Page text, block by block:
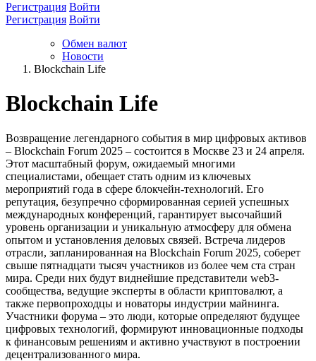
Регистрация Войти
Регистрация Войти
Обмен валют
Новости
Blockchain Life
Blockchain Life
Возвращение легендарного события в мир цифровых активов
– Blockchain Forum 2025 – состоится в Москве 23 и 24 апреля.
Этот масштабный форум, ожидаемый многими
специалистами, обещает стать одним из ключевых
мероприятий года в сфере блокчейн-технологий. Его
репутация, безупречно сформированная серией успешных
международных конференций, гарантирует высочайший
уровень организации и уникальную атмосферу для обмена
опытом и установления деловых связей. Встреча лидеров
отрасли, запланированная на Blockchain Forum 2025, соберет
свыше пятнадцати тысяч участников из более чем ста стран
мира. Среди них будут виднейшие представители web3-
сообщества, ведущие эксперты в области криптовалют, а
также первопроходцы и новаторы индустрии майнинга.
Участники форума – это люди, которые определяют будущее
цифровых технологий, формируют инновационные подходы
к финансовым решениям и активно участвуют в построении
децентрализованного мира.